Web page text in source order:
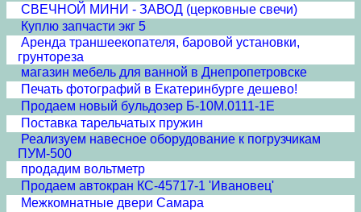
СВЕЧНОЙ МИНИ - ЗАВОД (церковные свечи)
Куплю запчасти экг 5
Аренда траншеекопателя, баровой установки,
грунтореза
магазин мебель для ванной в Днепропетровске
Печать фотографий в Екатеринбурге дешево!
Продаем новый бульдозер Б-10М.0111-1Е
Поставка тарельчатых пружин
Реализуем навесное оборудование к погрузчикам
ПУМ-500
продадим вольтметр
Продаем автокран КС-45717-1 'Ивановец'
Межкомнатные двери Cамара